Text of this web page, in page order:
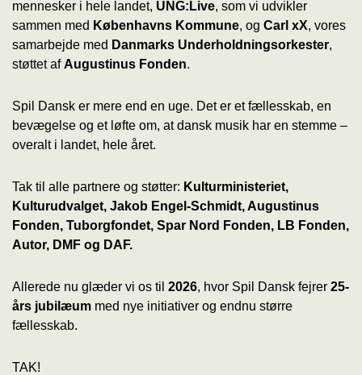
mennesker i hele landet, UNG:Live, som vi udvikler
sammen med Københavns Kommune, og Carl xX, vores
samarbejde med Danmarks Underholdningsorkester,
støttet af Augustinus Fonden.
Spil Dansk er mere end en uge. Det er et fællesskab, en
bevægelse og et løfte om, at dansk musik har en stemme –
overalt i landet, hele året.
Tak til alle partnere og støtter: Kulturministeriet,
Kulturudvalget, Jakob Engel-Schmidt, Augustinus
Fonden, Tuborgfondet, Spar Nord Fonden, LB Fonden,
Autor, DMF og DAF.
Allerede nu glæder vi os til 2026, hvor Spil Dansk fejrer 25-
års jubilæum med nye initiativer og endnu større
fællesskab.
TAK!